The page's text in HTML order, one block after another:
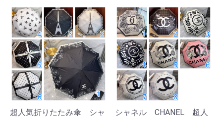
超人気折りたたみ傘 シャ
シャネル CHANEL 超人